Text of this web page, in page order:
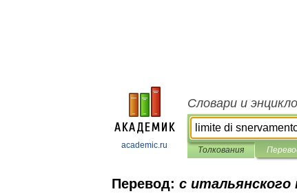
academic.ru
Словари и
Толкования
Перевод: с итальянского